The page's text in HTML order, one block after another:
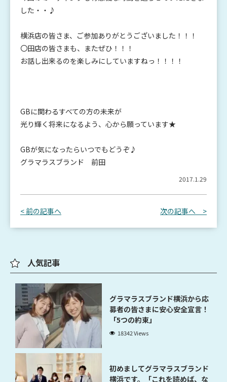
した・・♪
横浜店の皆さま、ご参加ありがとうございました！！！
〇田店の皆さまも、またぜひ！！！
お話し出来るのを楽しみにしていますねっ！！！！
GBに関わるすべての方の未来が
光り輝く将来になるよう、心から願っています★
GBが気になったらいつでもどうぞ♪
グラマラスブランド 前田
2017.1.29
< 前の記事へ 次の記事へ >
人気記事
グラマラスブランド横浜から応
募者の皆さまに安心安全宣言！
「5つの約束」
18342 Views
初めましてグラマラスブランド
横浜です。「これを読めば、な